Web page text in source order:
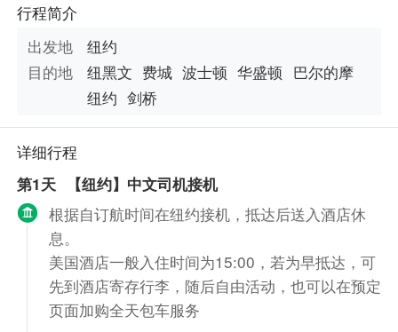
行程简介
出发地
纽约
目的地
纽黑文 费城 波士顿 华盛顿 巴尔的摩
纽约 剑桥
详细行程
第1天 【纽约】中文司机接机
根据自订航时间在纽约接机，抵达后送入酒店休
息。
美国酒店一般入住时间为15:00，若为早抵达，可
先到酒店寄存行李，随后自由活动，也可以在预定
页面加购全天包车服务